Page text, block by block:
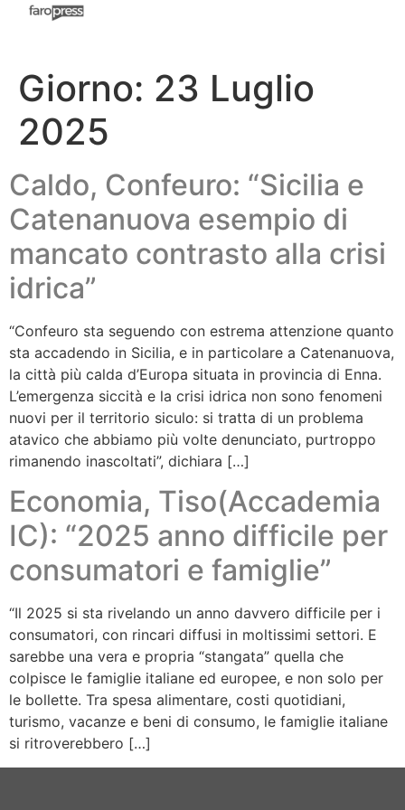
Giorno: 23 Luglio
2025
Caldo, Confeuro: “Sicilia e
Catenanuova esempio di
mancato contrasto alla crisi
idrica”
“Confeuro sta seguendo con estrema attenzione quanto
sta accadendo in Sicilia, e in particolare a Catenanuova,
la città più calda d’Europa situata in provincia di Enna.
L’emergenza siccità e la crisi idrica non sono fenomeni
nuovi per il territorio siculo: si tratta di un problema
atavico che abbiamo più volte denunciato, purtroppo
rimanendo inascoltati”, dichiara […]
Economia, Tiso(Accademia
IC): “2025 anno difficile per
consumatori e famiglie”
“Il 2025 si sta rivelando un anno davvero difficile per i
consumatori, con rincari diffusi in moltissimi settori. E
sarebbe una vera e propria “stangata” quella che
colpisce le famiglie italiane ed europee, e non solo per
le bollette. Tra spesa alimentare, costi quotidiani,
turismo, vacanze e beni di consumo, le famiglie italiane
si ritroverebbero […]